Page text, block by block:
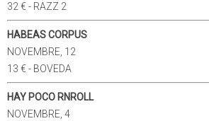
32 € - RAZZ 2
HABEAS CORPUS
NOVEMBRE, 12
13 € - BOVEDA
HAY POCO RNROLL
NOVEMBRE, 4